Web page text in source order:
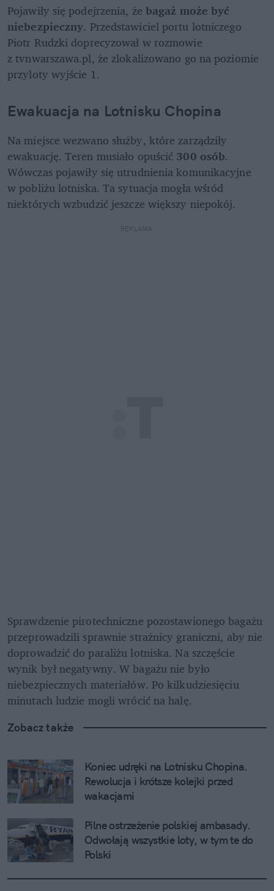
Pojawiły się podejrzenia, że bagaż może być
niebezpieczny. Przedstawiciel portu lotniczego
Piotr Rudzki doprecyzował w rozmowie
z tvnwarszawa.pl, że zlokalizowano go na poziomie
przyloty wyjście 1.
Ewakuacja na Lotnisku Chopina
Na miejsce wezwano służby, które zarządziły
ewakuację. Teren musiało opuścić 300 osób.
Wówczas pojawiły się utrudnienia komunikacyjne
w pobliżu lotniska. Ta sytuacja mogła wśród
niektórych wzbudzić jeszcze większy niepokój.
REKLAMA
Sprawdzenie pirotechniczne pozostawionego bagażu
przeprowadzili sprawnie strażnicy graniczni, aby nie
doprowadzić do paraliżu lotniska. Na szczęście
wynik był negatywny. W bagażu nie było
niebezpiecznych materiałów. Po kilkudziesięciu
minutach ludzie mogli wrócić na halę.
Zobacz także
Koniec udręki na Lotnisku Chopina.
Rewolucja i krótsze kolejki przed
wakacjami
Pilne ostrzeżenie polskiej ambasady.
Odwołają wszystkie loty, w tym te do
Polski